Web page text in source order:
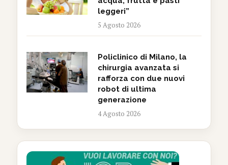
leggeri”
5 Agosto 2026
Policlinico di Milano, la
chirurgia avanzata si
rafforza con due nuovi
robot di ultima
generazione
4 Agosto 2026